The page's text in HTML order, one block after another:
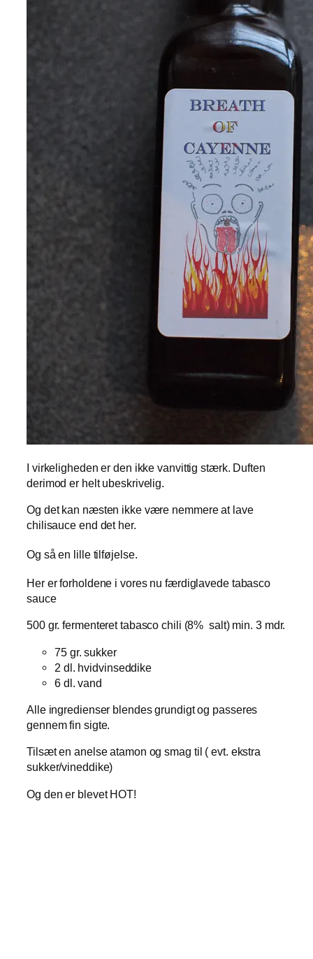
I virkeligheden er den ikke vanvittig stærk. Duften
derimod er helt ubeskrivelig.
Og det kan næsten ikke være nemmere at lave
chilisauce end det her.
Og så en lille tilføjelse.
Her er forholdene i vores nu færdiglavede tabasco
sauce
500 gr. fermenteret tabasco chili (8% salt) min. 3 mdr.
75 gr. sukker
2 dl. hvidvinseddike
6 dl. vand
Alle ingredienser blendes grundigt og passeres
gennem fin sigte.
Tilsæt en anelse atamon og smag til ( evt. ekstra
sukker/vineddike)
Og den er blevet HOT!